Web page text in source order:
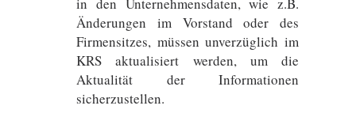
Änderungen im Vorstand oder des
Firmensitzes, müssen unverzüglich im
KRS aktualisiert werden, um die
Aktualität der Informationen
sicherzustellen.